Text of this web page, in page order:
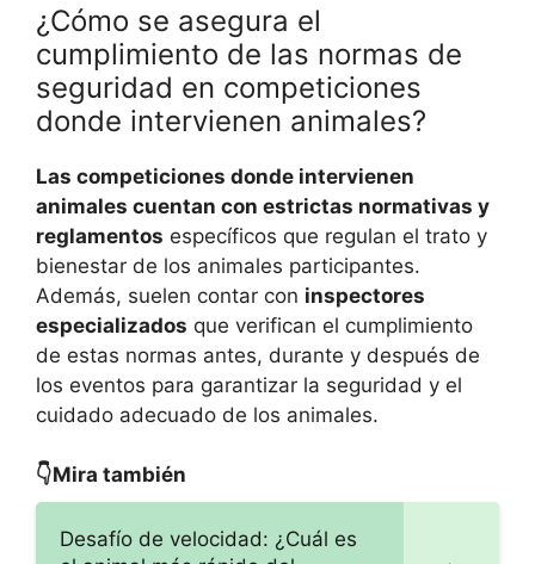
¿Cómo se asegura el
cumplimiento de las normas de
seguridad en competiciones
donde intervienen animales?
Las competiciones donde intervienen
animales cuentan con estrictas normativas y
reglamentos específicos que regulan el trato y
bienestar de los animales participantes.
Además, suelen contar con inspectores
especializados que verifican el cumplimiento
de estas normas antes, durante y después de
los eventos para garantizar la seguridad y el
cuidado adecuado de los animales.
👇Mira también
Desafío de velocidad: ¿Cuál es